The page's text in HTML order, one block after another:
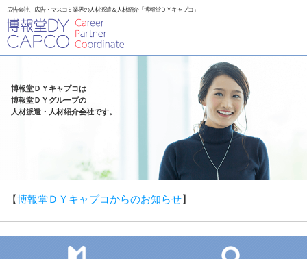
広告会社、広告・マスコミ業界の人材派遣＆人材紹介「博報堂ＤＹキャプコ」
博報堂ＤＹキャプコは
博報堂ＤＹグループの
人材派遣・人材紹介会社です。
【博報堂ＤＹキャプコからのお知らせ】